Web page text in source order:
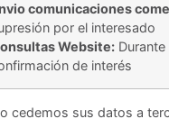
comunicaciones
por el interesado
Website:
de interés
cedemos sus datos a